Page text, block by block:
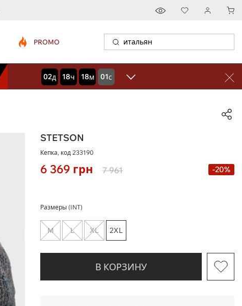
PROMO
02дней
18часов
18минут
00секунд
STETSON
Кепка, код233190
6 369 грн 7 961 -20%
Размеры (INT)
M L XL 2XL
В КОРЗИНУ